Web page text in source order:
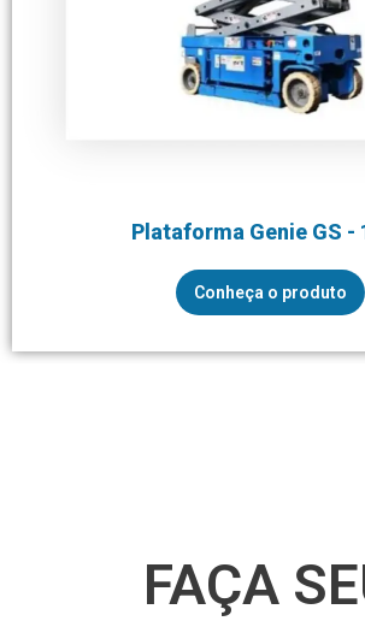
Plataforma Genie GS -
Conheça o produto
FAÇA